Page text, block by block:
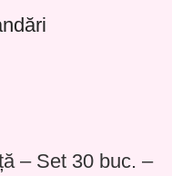
– Set 30 buc. –